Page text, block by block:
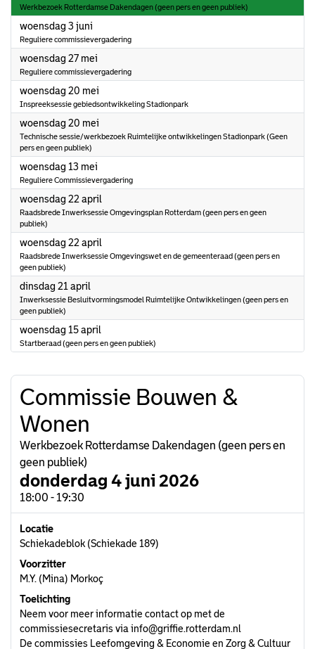
Werkbezoek Rotterdamse Dakendagen (geen pers en geen publiek)
woensdag 3 juni
Reguliere commissievergadering
woensdag 27 mei
Reguliere commissievergadering
woensdag 20 mei
Inspreeksessie gebiedsontwikkeling Stadionpark
woensdag 20 mei
Technische sessie/werkbezoek Ruimtelijke ontwikkelingen Stadionpark (Geen
pers en geen publiek)
woensdag 13 mei
Reguliere Commissievergadering
woensdag 22 april
Raadsbrede Inwerksessie Omgevingsplan Rotterdam (geen pers en geen
publiek)
woensdag 22 april
Raadsbrede Inwerksessie Omgevingswet en de gemeenteraad (geen pers en
geen publiek)
dinsdag 21 april
Inwerksessie Besluitvormingsmodel Ruimtelijke Ontwikkelingen (geen pers en
geen publiek)
woensdag 15 april
Startberaad (geen pers en geen publiek)
Commissie Bouwen &
Wonen
Werkbezoek Rotterdamse Dakendagen (geen pers en
geen publiek)
donderdag 4 juni 2026
18:00 - 19:30
Locatie
Schiekadeblok (Schiekade 189)
Voorzitter
M.Y. (Mina) Morkoç
Toelichting
Neem voor meer informatie contact op met de
commissiesecretaris via info@griffie.rotterdam.nl
De commissies Leefomgeving & Economie en Zorg & Cultuur